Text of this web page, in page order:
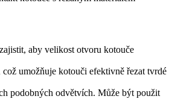
aby velikost otvoru kotouče
umožňuje kotouči efektivně řezat tvrdé
podobných odvětvích. Může být použit